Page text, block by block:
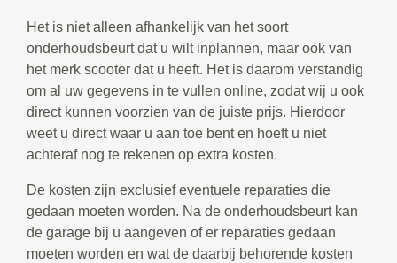
Het is niet alleen afhankelijk van het soort
onderhoudsbeurt dat u wilt inplannen, maar ook van
het merk scooter dat u heeft. Het is daarom verstandig
om al uw gegevens in te vullen online, zodat wij u ook
direct kunnen voorzien van de juiste prijs. Hierdoor
weet u direct waar u aan toe bent en hoeft u niet
achteraf nog te rekenen op extra kosten.
De kosten zijn exclusief eventuele reparaties die
gedaan moeten worden. Na de onderhoudsbeurt kan
de garage bij u aangeven of er reparaties gedaan
moeten worden en wat de daarbij behorende kosten